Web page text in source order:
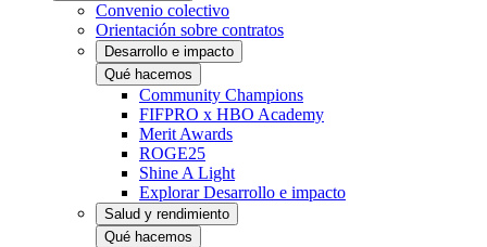
Convenio colectivo
Orientación sobre contratos
Desarrollo e impacto
Qué hacemos
Community Champions
FIFPRO x HBO Academy
Merit Awards
ROGE25
Shine A Light
Explorar Desarrollo e impacto
Salud y rendimiento
Qué hacemos